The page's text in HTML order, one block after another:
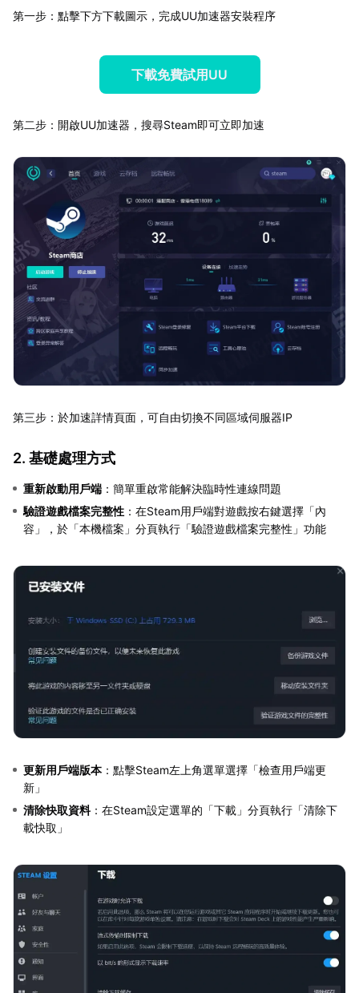
第一步：點擊下方下載圖示，完成UU加速器安裝程序
下載免費試用UU
第二步：開啟UU加速器，搜尋Steam即可立即加速
第三步：於加速詳情頁面，可自由切換不同區域伺服器IP
2. 基礎處理方式
重新啟動用戶端 ：簡單重啟常能解決臨時性連線問題
驗證遊戲檔案完整性 ：在Steam用戶端對遊戲按右鍵選擇「內
容」，於「本機檔案」分頁執行「驗證遊戲檔案完整性」功能
更新用戶端版本：點擊Steam左上角選單選擇「檢查用戶端更
新」
清除快取資料：在Steam設定選單的「下載」分頁執行「清除下
載快取」